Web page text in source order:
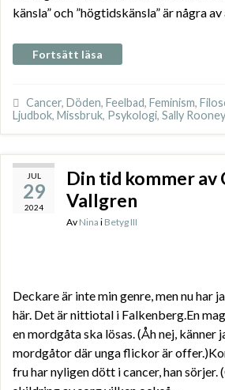
känsla” och ”högtidskänsla” är några
Fortsätt läsa
Cancer, Döden, Feelbad, Feminism,
Ljudbok, Missbruk, Psykologi, Sally Rooney
JUL
29
2024
Din tid kommer av
Vallgren
Av Nina i Betyg III
Deckare är inte min genre, men nu har
här. Det är nittiotal i Falkenberg.En
en mordgåta ska lösas. (Åh nej, känner
mordgåtor där unga flickor är
fru har nyligen dött i cancer, han sörjer.